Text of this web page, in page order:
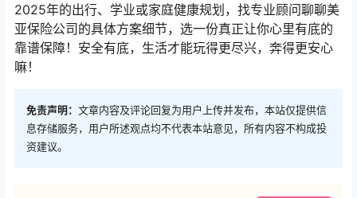
2025年的出行、学业或家庭健康规划，找专业顾问聊聊美
亚保险公司的具体方案细节，选一份真正让你心里有底的
靠谱保障！安全有底，生活才能玩得更尽兴，奔得更安心
嘛！
免责声明： 文章内容及评论回复为用户上传并发布，本站仅提供信
息存储服务，用户所述观点均不代表本站意见，所有内容不构成投
资建议。